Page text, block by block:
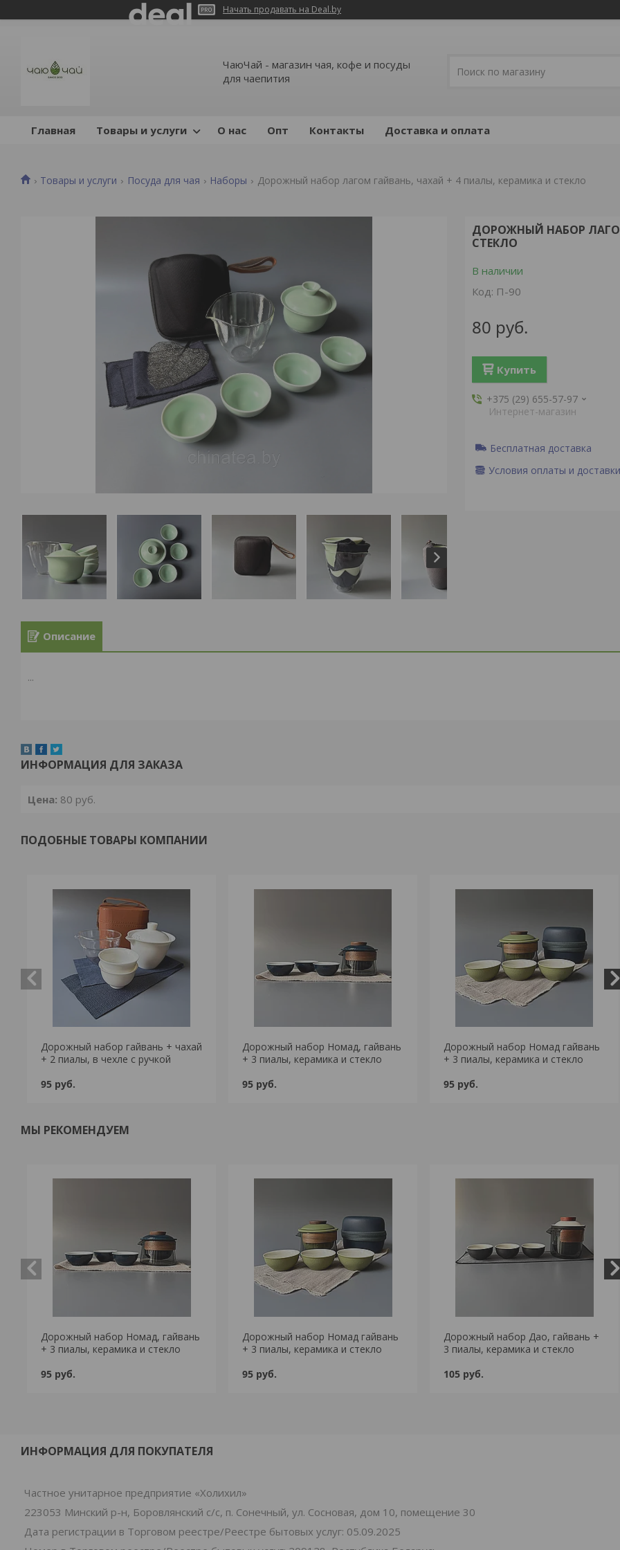
Начать продавать на Deal.by
ЧаюЧай - магазин чая, кофе и посуды
для чаепития
Главная Товары и услуги О нас Опт Контакты Доставка и оплата
Товары и услуги Посуда для чая Наборы Дорожный набор лагом гайвань, чахай + 4 пиалы, керамика и стекло
ДОРОЖНЫЙ НАБОР
СТЕКЛО
В наличии
Код: П-90
80 руб.
Купить
+375 (29) 655-57-97
Интернет-магазин
Бесплатная доставка
Условия оплаты и доставки
Описание
...
ИНФОРМАЦИЯ ДЛЯ ЗАКАЗА
Цена: 80 руб.
ПОДОБНЫЕ ТОВАРЫ КОМПАНИИ
Дорожный набор гайвань + чахай
+ 2 пиалы, в чехле с ручкой
95 руб.
Дорожный набор Номад, гайвань
+ 3 пиалы, керамика и стекло
95 руб.
Дорожный набор Номад гайвань
+ 3 пиалы, керамика и стекло
95 руб.
МЫ РЕКОМЕНДУЕМ
Дорожный набор Номад, гайвань
+ 3 пиалы, керамика и стекло
95 руб.
Дорожный набор Номад гайвань
+ 3 пиалы, керамика и стекло
95 руб.
Дорожный набор Дао, гайвань +
3 пиалы, керамика и стекло
105 руб.
ИНФОРМАЦИЯ ДЛЯ ПОКУПАТЕЛЯ
Частное унитарное предприятие «Холихил»
223053 Минский р-н, Боровлянский с/с, п. Сонечный, ул. Сосновая, дом 10, помещение 30
Дата регистрации в Торговом реестре/Реестре бытовых услуг: 05.09.2025